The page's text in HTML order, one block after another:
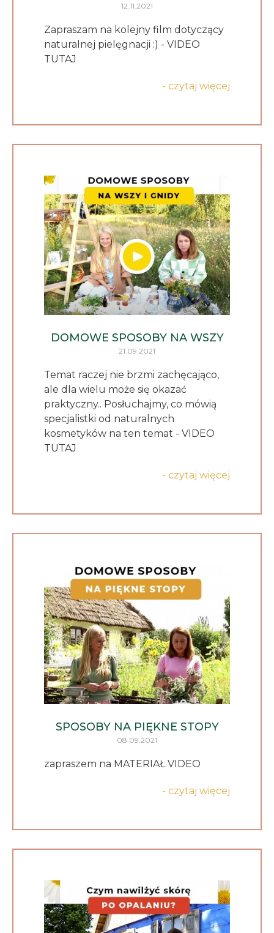
12.11.2021
Zapraszam na kolejny film dotyczący
naturalnej pielęgnacji :) - VIDEO
TUTAJ
- czytaj więcej
DOMOWE SPOSOBY NA WSZY
21.09.2021
Temat raczej nie brzmi zachęcająco,
ale dla wielu może się okazać
praktyczny.. Posłuchajmy, co mówią
specjalistki od naturalnych
kosmetyków na ten temat - VIDEO
TUTAJ
- czytaj więcej
SPOSOBY NA PIĘKNE STOPY
08.09.2021
zapraszem na MATERIAŁ VIDEO
- czytaj więcej